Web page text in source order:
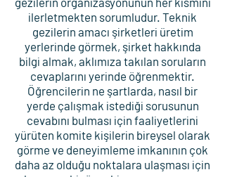
ilerletmekten sorumludur. Teknik
gezilerin amacı şirketleri üretim
yerlerinde görmek, şirket hakkında
bilgi almak, aklımıza takılan soruların
cevaplarını yerinde öğrenmektir.
Öğrencilerin ne şartlarda, nasıl bir
yerde çalışmak istediği sorusunun
cevabını bulması için faaliyetlerini
yürüten komite kişilerin bireysel olarak
görme ve deneyimleme imkanının çok
daha az olduğu noktalara ulaşması için